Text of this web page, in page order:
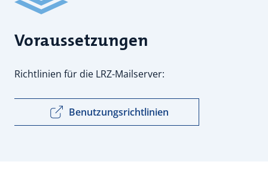
Voraussetzungen
Richtlinien für die LRZ-Mailserver:
Benutzungsrichtlinien